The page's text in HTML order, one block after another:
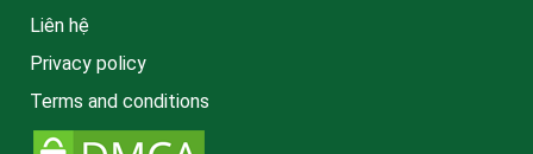
Liên hệ
Privacy policy
Terms and conditions